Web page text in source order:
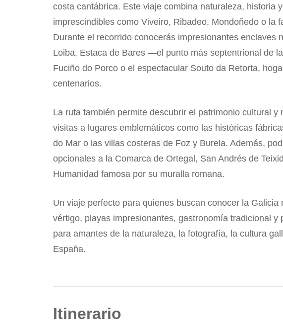
costa cantábrica. Este viaje combina naturaleza, historia
imprescindibles como Viveiro, Ribadeo, Mondoñedo o la
Durante el recorrido conocerás impresionantes enclaves
Loiba, Estaca de Bares —el punto más septentrional de
Fuciño do Porco o el espectacular Souto da Retorta,
centenarios.
La ruta también permite descubrir el patrimonio cultural y
visitas a lugares emblemáticos como las históricas
do Mar o las villas costeras de Foz y Burela. Además,
opcionales a la Comarca de Ortegal, San Andrés de
Humanidad famosa por su muralla romana.
Un viaje perfecto para quienes buscan conocer la
vértigo, playas impresionantes, gastronomía tradicional y
para amantes de la naturaleza, la fotografía, la cultura
España.
Itinerario